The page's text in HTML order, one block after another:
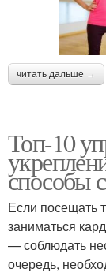
читать дальше →
Топ-10
способы
Если посещать
заниматься
— соблюдать
очередь,